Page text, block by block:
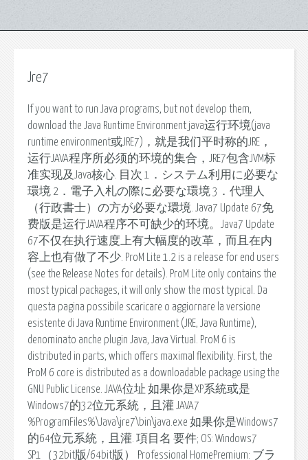
Jre7
If you want to run Java programs, but not develop them,
download the Java Runtime Environment java运行环境(java
runtime environment或JRE7)，就是我们平时称的JRE，
运行JAVA程序所必须的环境的集合，JRE7包含JVM标
准实现及Java核心. 目次 1．システム利用に必要な
環境 2．電子入札の際に必要な環境 3．代理人
（行政書士）の方が必要な環境. Java7 Update 67免
费版是运行JAVA程序不可缺少的环境。Java7 Update
67不仅在执行速度上有大幅度的改革，而且在内
容上也有做了不少. ProM Lite 1.2 is a release for end users
(see the Release Notes for details). ProM Lite only contains the
most typical packages, it will only show the most typical. Da
questa pagina possibile scaricare o aggiornare la versione
esistente di Java Runtime Environment (JRE, Java Runtime),
denominato anche plugin Java, Java Virtual. ProM 6 is
distributed in parts, which offers maximal flexibility. First, the
ProM 6 core is distributed as a downloadable package using the
GNU Public License. JAVA位址 如果你是XP系統或是
Windows7的32位元系統，且灌 JAVA7
%ProgramFiles%\Java\jre7\bin\java.exe 如果你是Windows7
的64位元系統，且灌. 項目名 要件; OS: Windows7
SP1（32bit版/64bit版） Professional HomePremium: ブラ